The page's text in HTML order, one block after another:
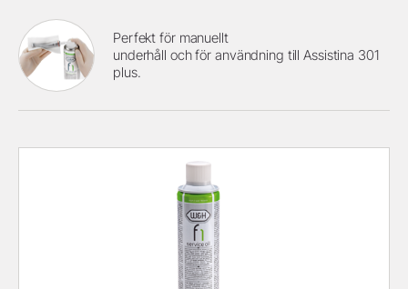
Perfekt för manuellt
underhåll och för användning till Assistina 301
plus.